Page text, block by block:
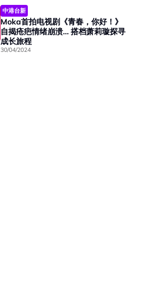
中港台新
Moka首拍电视剧《青春，你好！》
自揭疮疤情绪崩溃... 搭档萧莉璇探寻
成长旅程
30/04/2024